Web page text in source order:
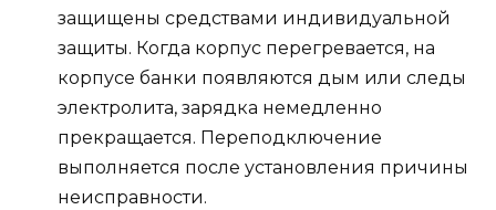
защищены средствами индивидуальной
защиты. Когда корпус перегревается, на
корпусе банки появляются дым или следы
электролита, зарядка немедленно
прекращается. Переподключение
выполняется после установления причины
неисправности.